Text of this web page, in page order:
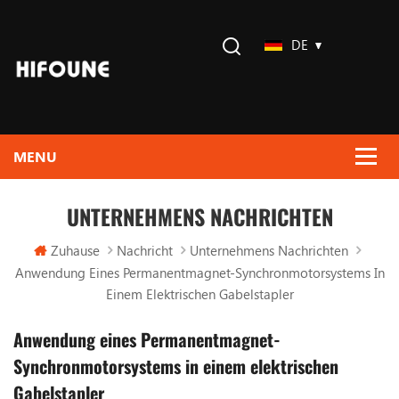
DE
UNTERNEHMENS NACHRICHTEN
Zuhause Nachricht
Unternehmens Nachrichten
Anwendung Eines Permanentmagnet-Synchronmotorsystems In
Einem Elektrischen Gabelstapler
Anwendung eines Permanentmagnet-
Synchronmotorsystems in einem elektrischen
Gabelstapler